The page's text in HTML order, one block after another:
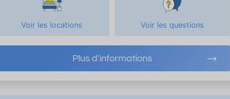
Voir les locations Voir les questions
Plus d'informations